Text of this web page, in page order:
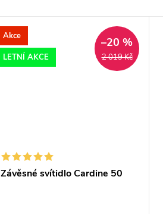
Akce
LETNÍ AKCE
2 019 Kč
–20 %
Závěsné svítidlo Cardine 50